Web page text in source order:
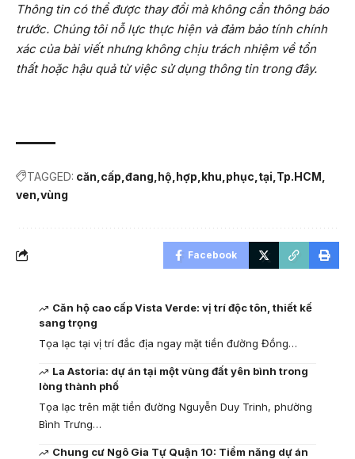
Thông tin có thể được thay đổi mà không cần thông báo
trước. Chúng tôi nỗ lực thực hiện và đảm bảo tính chính
xác của bài viết nhưng không chịu trách nhiệm về tổn
thất hoặc hậu quả từ việc sử dụng thông tin trong đây.
TAGGED: căn cấp đang hộ hợp khu phục tại Tp.HCM
ven vùng
Facebook
Căn hộ cao cấp Vista Verde: vị trí độc tôn, thiết kế
sang trọng
Tọa lạc tại vị trí đắc địa ngay mặt tiền đường Đồng…
La Astoria: dự án tại một vùng đất yên bình trong
lòng thành phố
Tọa lạc trên mặt tiền đường Nguyễn Duy Trinh, phường
Bình Trưng…
Chung cư Ngô Gia Tự Quận 10: Tiềm năng dự án